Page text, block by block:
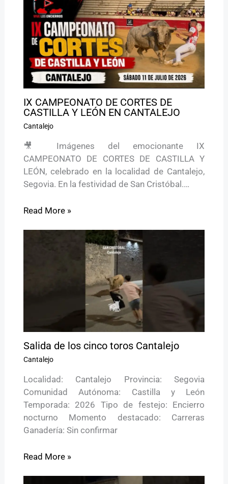
IX CAMPEONATO DE CORTES DE
CASTILLA Y LEÓN EN CANTALEJO
Cantalejo
🎥 Imágenes del emocionante IX
CAMPEONATO DE CORTES DE CASTILLA Y
LEÓN, celebrado en la localidad de Cantalejo,
Segovia. En la festividad de San Cristóbal.…
Read More »
Salida de los cinco toros Cantalejo
Cantalejo
Localidad: Cantalejo Provincia: Segovia
Comunidad Autónoma: Castilla y León
Temporada: 2026 Tipo de festejo: Encierro
nocturno Momento destacado: Carreras
Ganadería: Sin confirmar
Read More »